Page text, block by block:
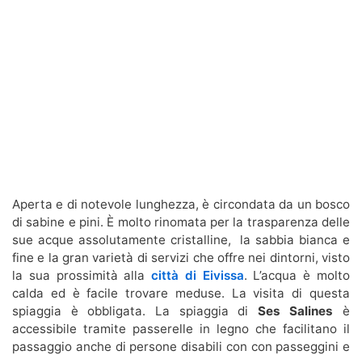
Aperta e di notevole lunghezza, è circondata da un bosco
di sabine e pini. È molto rinomata per la trasparenza delle
sue acque assolutamente cristalline, la sabbia bianca e
fine e la gran varietà di servizi che offre nei dintorni, visto
la sua prossimità allacittà di Eivissa. L’acqua è molto
calda ed è facile trovare meduse. La visita di questa
spiaggia è obbligata. La spiaggia di Ses Salines è
accessibile tramite passerelle in legno che facilitano il
passaggio anche di persone disabili con con passeggini e